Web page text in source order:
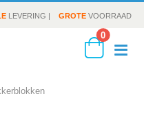
LEVERING | GROTE VOORRAAD
Cart
0